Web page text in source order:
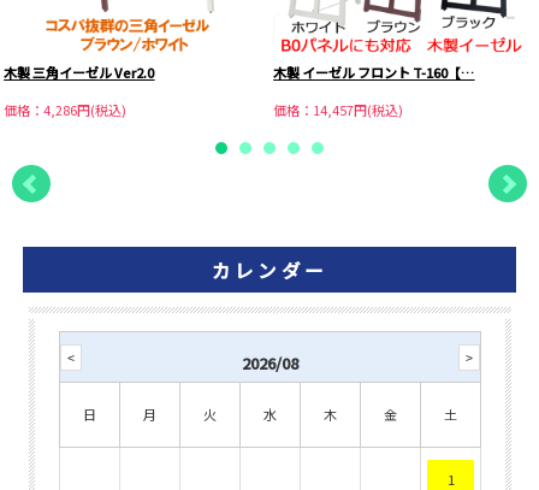
木製 三角イーゼル Ver2.0
価格：4,286円(税込)
木製 イーゼル フロント T-160【…
価格：14,457円(税込)
カレンダー